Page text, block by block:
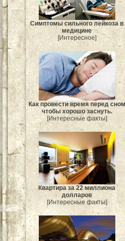
Симптомы сильного лейкоза в
медицине
[Интересное]
Как провести время перед сном
чтобы хорошо заснуть.
[Интересные факты]
Квартира за 22 миллиона
долларов
[Интересные факты]